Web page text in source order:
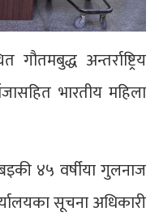
अन्तर्राष्ट्रिय
भारतीय महिला
४५ वर्षीया गुलनाज
सूचना अधिकारी